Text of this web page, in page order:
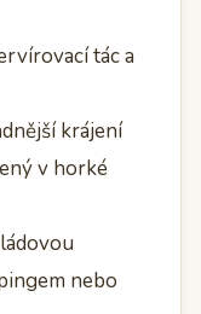
tác a
krájení
v horké
nebo